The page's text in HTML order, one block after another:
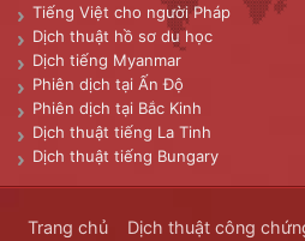
Tiếng Việt cho người Pháp
Dịch thuật hồ sơ du học
Dịch tiếng Myanmar
Phiên dịch tại Ấn Độ
Phiên dịch tại Bắc Kinh
Dịch thuật tiếng La Tinh
Dịch thuật tiếng Bungary
Trang chủ Dịch thuật công